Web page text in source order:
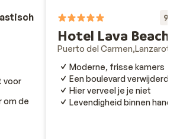
voor
om de
9.2
Hotel Lava Beach
Puerto del Carmen Lanzarote
Moderne, frisse kamers
Een boulevard verwijderd van
Hier verveel je je niet
Levendigheid binnen handbereik